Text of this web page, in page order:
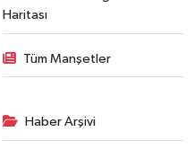
Haritası
Tüm Manşetler
Haber Arşivi